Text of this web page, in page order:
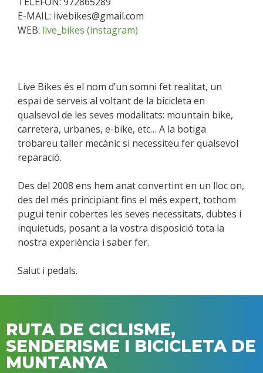
E-MAIL: livebikes@gmail.com
WEB: live_bikes (instagram)
Live Bikes és el nom d’un somni fet realitat, un
espai de serveis al voltant de la bicicleta en
qualsevol de les seves modalitats: mountain bike,
carretera, urbanes, e-bike, etc… A la botiga
trobareu taller mecànic si necessiteu fer qualsevol
reparació.
Des del 2008 ens hem anat convertint en un lloc on,
des del més principiant fins el més expert, tothom
pugui tenir cobertes les seves necessitats, dubtes i
inquietuds, posant a la vostra disposició tota la
nostra experiència i saber fer.
Salut i pedals.
RUTA DE CICLISME,
SENDERISME I BICICLETA DE
MUNTANYA